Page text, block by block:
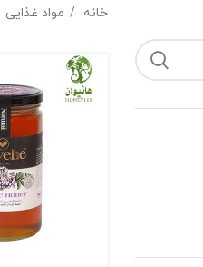
خانه مواد غذایی